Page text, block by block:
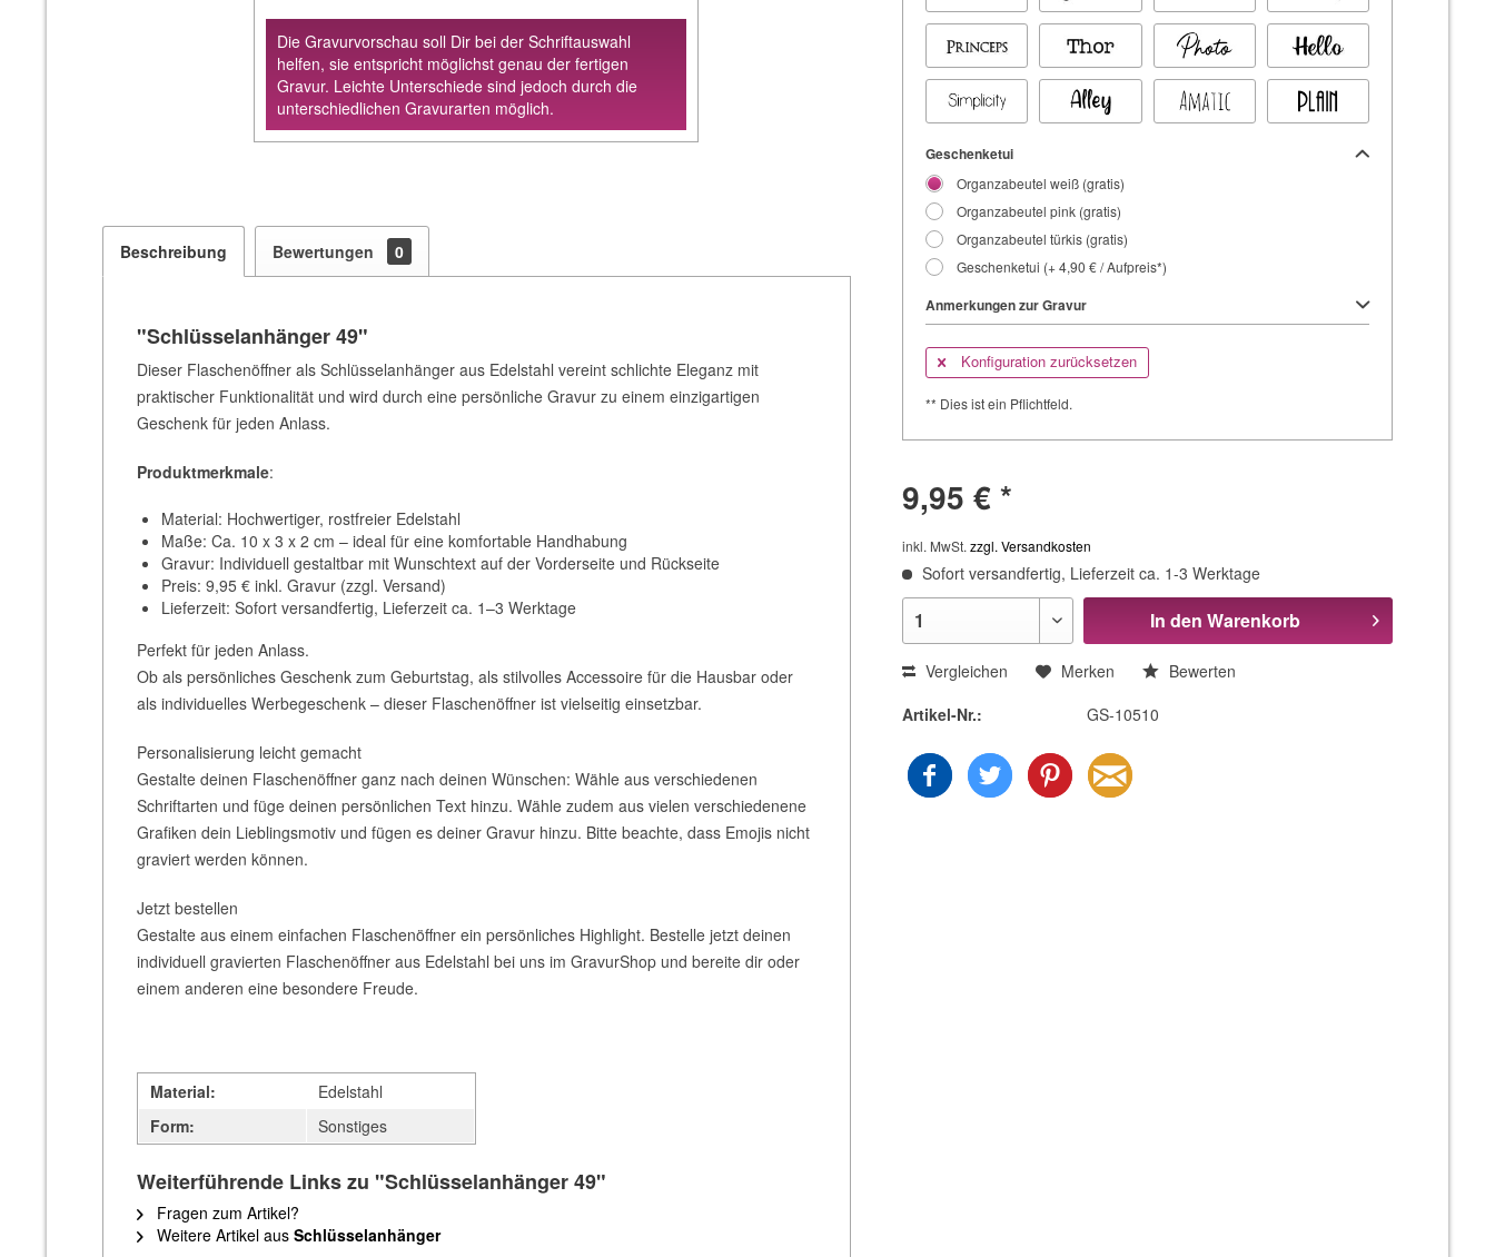
Die Gravurvorschau soll Dir bei der Schriftauswahl
helfen, sie entspricht möglichst genau der fertigen
Gravur. Leichte Unterschiede sind jedoch durch die
unterschiedlichen Gravurarten möglich.
Beschreibung Bewertungen 0
"Schlüsselanhänger 49"
Dieser Flaschenöffner als Schlüsselanhänger aus Edelstahl vereint schlichte Eleganz mit
praktischer Funktionalität und wird durch eine persönliche Gravur zu einem einzigartigen
Geschenk für jeden Anlass.
Produktmerkmale:
Material: Hochwertiger, rostfreier Edelstahl
Maße: Ca. 10 x 3 x 2 cm – ideal für eine komfortable Handhabung
Gravur: Individuell gestaltbar mit Wunschtext auf der Vorderseite und Rückseite
Preis: 9,95 € inkl. Gravur (zzgl. Versand)
Lieferzeit: Sofort versandfertig, Lieferzeit ca. 1–3 Werktage
Perfekt für jeden Anlass.
Ob als persönliches Geschenk zum Geburtstag, als stilvolles Accessoire für die Hausbar oder
als individuelles Werbegeschenk – dieser Flaschenöffner ist vielseitig einsetzbar.
Personalisierung leicht gemacht
Gestalte deinen Flaschenöffner ganz nach deinen Wünschen: Wähle aus verschiedenen
Schriftarten und füge deinen persönlichen Text hinzu. Wähle zudem aus vielen verschiedenene
Grafiken dein Lieblingsmotiv und fügen es deiner Gravur hinzu. Bitte beachte, dass Emojis nicht
graviert werden können.
Jetzt bestellen
Gestalte aus einem einfachen Flaschenöffner ein persönliches Highlight. Bestelle jetzt deinen
individuell gravierten Flaschenöffner aus Edelstahl bei uns im GravurShop und bereite dir oder
einem anderen eine besondere Freude.
Material:
Edelstahl
Form:
Sonstiges
Weiterführende Links zu "Schlüsselanhänger 49"
Fragen zum Artikel?
Weitere Artikel aus Schlüsselanhänger
Geschenketui
Organzabeutel weiß (gratis)
Organzabeutel pink (gratis)
Organzabeutel türkis (gratis)
Geschenketui (+ 4,90 € / Aufpreis*)
Anmerkungen zur Gravur
Konfiguration zurücksetzen
** Dies ist ein Pflichtfeld.
9,95 € *
inkl. MwSt.zzgl. Versandkosten
Sofort versandfertig, Lieferzeit ca. 1-3 Werktage
In den Warenkorb
Vergleichen Merken
Bewerten
Artikel-Nr.:
GS-10510